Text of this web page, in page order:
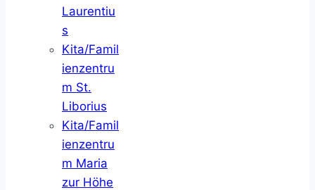
Laurentiu
s
Kita/Famil
ienzentru
m St.
Liborius
Kita/Famil
ienzentru
m Maria
zur Höhe